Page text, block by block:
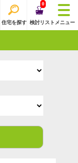
住宅を探す
0
検討リスト メニュー